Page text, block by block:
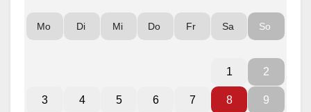
Mo Di Mi Do Fr Sa So
1 2
3 4 5 6 7 8 9